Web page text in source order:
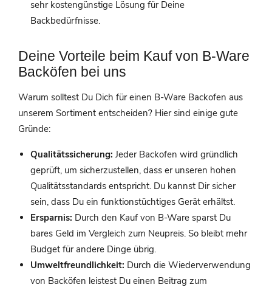
sehr kostengünstige Lösung für Deine
Backbedürfnisse.
Deine Vorteile beim Kauf von B-Ware
Backöfen bei uns
Warum solltest Du Dich für einen B-Ware Backofen aus
unserem Sortiment entscheiden? Hier sind einige gute
Gründe:
Qualitätssicherung: Jeder Backofen wird gründlich
geprüft, um sicherzustellen, dass er unseren hohen
Qualitätsstandards entspricht. Du kannst Dir sicher
sein, dass Du ein funktionstüchtiges Gerät erhältst.
Ersparnis: Durch den Kauf von B-Ware sparst Du
bares Geld im Vergleich zum Neupreis. So bleibt mehr
Budget für andere Dinge übrig.
Umweltfreundlichkeit: Durch die Wiederverwendung
von Backöfen leistest Du einen Beitrag zum